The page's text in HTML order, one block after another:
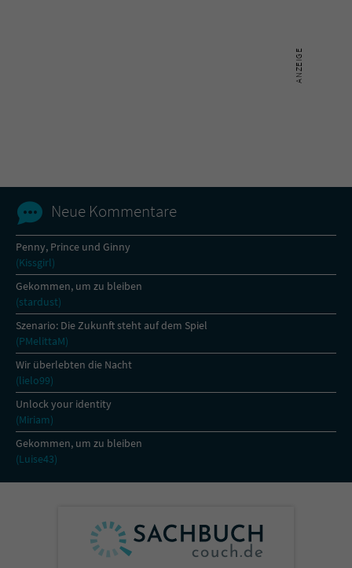
Neue Kommentare
Penny, Prince und Ginny
(Kissgirl)
Gekommen, um zu bleiben
(stardust)
Szenario: Die Zukunft steht auf dem Spiel
(PMelittaM)
Wir überlebten die Nacht
(lielo99)
Unlock your identity
(Miriam)
Gekommen, um zu bleiben
(Luise43)